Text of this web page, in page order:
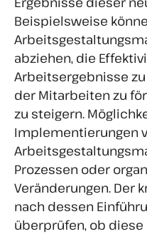
Beispielsweise
abziehen, die
Arbeitsergebnisse
der Mitarbeiten zu
zu steigern.
Implementierungen
Prozessen oder
Veränderungen. Der
nach dessen
überprüfen, ob